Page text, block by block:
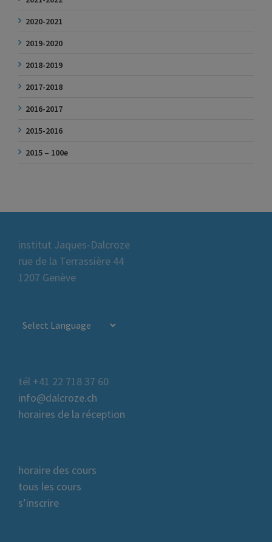
2020-2021
2019-2020
2018-2019
2017-2018
2016-2017
2015-2016
2015 – 100e
institut Jaques-Dalcroze
rue de la Terrassière 44
1207 Genève
tél +41 22 718 37 60
info@dalcroze.ch
horaires de la réception
horaire des cours
tous les cours
s’inscrire